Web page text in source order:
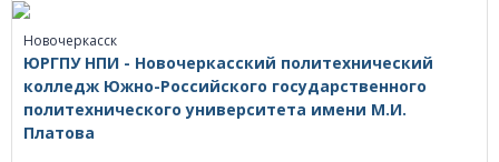
Новочеркасск
ЮРГПУ НПИ - Новочеркасский политехнический
колледж Южно-Российского государственного
политехнического университета имени М.И.
Платова